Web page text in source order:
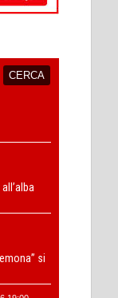
si